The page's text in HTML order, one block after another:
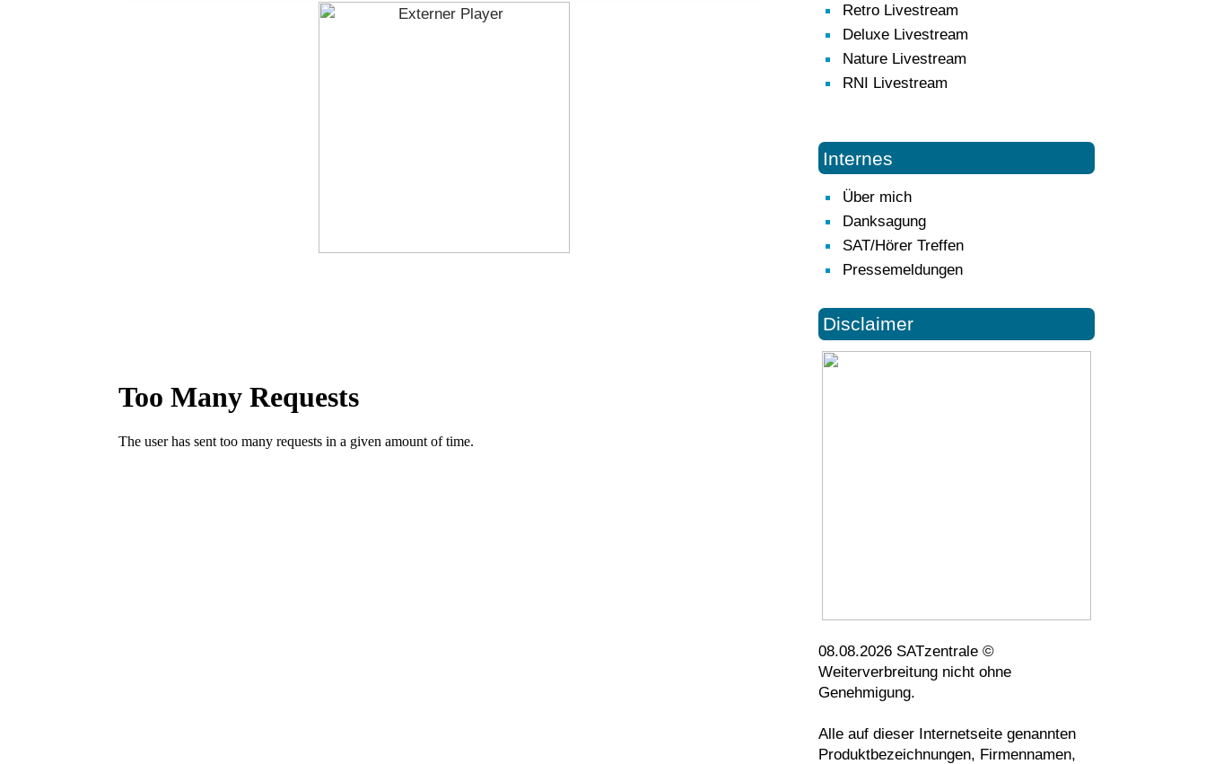
Retro Livestream
Deluxe Livestream
Nature Livestream
RNI Livestream
Internes
Über mich
Danksagung
SAT/Hörer Treffen
Pressemeldungen
Disclaimer
08.08.2026 SATzentrale ©
Weiterverbreitung nicht ohne
Genehmigung.
Alle auf dieser Internetseite genannten
Produktbezeichnungen, Firmennamen,